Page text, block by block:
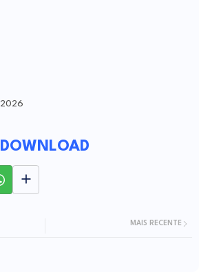
2026
DOWNLOAD
MAIS RECENTE